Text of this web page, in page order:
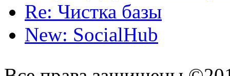
Re: Чистка базы
New: SocialHub